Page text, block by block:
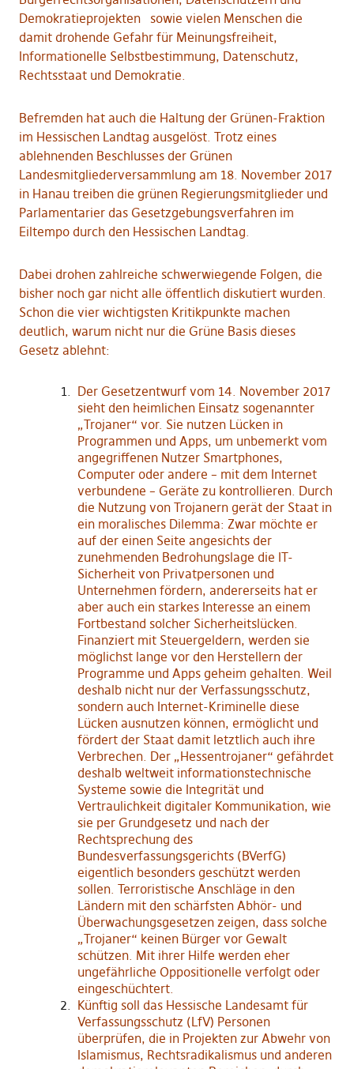
Demokratieprojekten sowie vielen Menschen die
damit drohende Gefahr für Meinungsfreiheit,
Informationelle Selbstbestimmung, Datenschutz,
Rechtsstaat und Demokratie.
Befremden hat auch die Haltung der Grünen-Fraktion
im Hessischen Landtag ausgelöst. Trotz eines
ablehnenden Beschlusses der Grünen
Landesmitgliederversammlung am 18. November 2017
in Hanau treiben die grünen Regierungsmitglieder und
Parlamentarier das Gesetzgebungsverfahren im
Eiltempo durch den Hessischen Landtag.
Dabei drohen zahlreiche schwerwiegende Folgen, die
bisher noch gar nicht alle öffentlich diskutiert wurden.
Schon die vier wichtigsten Kritikpunkte machen
deutlich, warum nicht nur die Grüne Basis dieses
Gesetz ablehnt:
Der Gesetzentwurf vom 14. November 2017
sieht den heimlichen Einsatz sogenannter
„Trojaner“ vor. Sie nutzen Lücken in
Programmen und Apps, um unbemerkt vom
angegriffenen Nutzer Smartphones,
Computer oder andere – mit dem Internet
verbundene – Geräte zu kontrollieren. Durch
die Nutzung von Trojanern gerät der Staat in
ein moralisches Dilemma: Zwar möchte er
auf der einen Seite angesichts der
zunehmenden Bedrohungslage die IT-
Sicherheit von Privatpersonen und
Unternehmen fördern, andererseits hat er
aber auch ein starkes Interesse an einem
Fortbestand solcher Sicherheitslücken.
Finanziert mit Steuergeldern, werden sie
möglichst lange vor den Herstellern der
Programme und Apps geheim gehalten. Weil
deshalb nicht nur der Verfassungsschutz,
sondern auch Internet-Kriminelle diese
Lücken ausnutzen können, ermöglicht und
fördert der Staat damit letztlich auch ihre
Verbrechen. Der „Hessentrojaner“ gefährdet
deshalb weltweit informationstechnische
Systeme sowie die Integrität und
Vertraulichkeit digitaler Kommunikation, wie
sie per Grundgesetz und nach der
Rechtsprechung des
Bundesverfassungsgerichts (BVerfG)
eigentlich besonders geschützt werden
sollen. Terroristische Anschläge in den
Ländern mit den schärfsten Abhör- und
Überwachungsgesetzen zeigen, dass solche
„Trojaner“ keinen Bürger vor Gewalt
schützen. Mit ihrer Hilfe werden eher
ungefährliche Oppositionelle verfolgt oder
eingeschüchtert.
Künftig soll das Hessische Landesamt für
Verfassungsschutz (LfV) Personen
überprüfen, die in Projekten zur Abwehr von
Islamismus, Rechtsradikalismus und anderen